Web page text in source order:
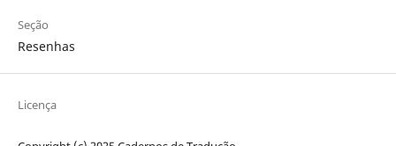
Seção
Resenhas
Licença